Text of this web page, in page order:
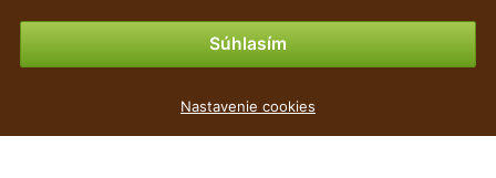
Možnosti platby
Súhlasím
Nastavenie cookies